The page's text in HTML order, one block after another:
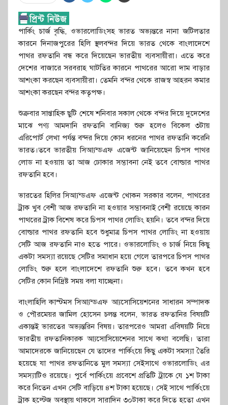
পার্কিং চার্জ বৃদ্ধি, ওভারলোডিংসহ ভারত অভ্যন্তরে নানা জটিলতার
কারনে দিনাজপুরের হিলি স্থলবন্দর দিয়ে ভারত থেকে বাংলাদেশে
পাথর রফতানি বন্ধ করে দিয়েছেন ভারতীয় ব্যবসায়ীরা। এতে করে
দেশের বাজারে সরবরাহ ঘাটতির কারনে পাথরের আরো দাম বাড়ার
আশংকা করছেন ব্যবসায়ীরা। তেমনি বন্দর থেকে রাজস্ব আহরন কমার
আশংকা করছেন বন্দর কতৃপক্ষ।
শুক্রবার সাপ্তাহিক ছুটি শেষে শনিবার সকাল থেকে বন্দর দিয়ে দুদেশের
মাঝে পণ্য আমদানি রফতানি বানিজ্য শুরু হলেও বিকেল ৩টায়
এরিপোর্ট লেখা পর্যন্ত বন্দর দিয়ে কোন ধরনের পাথর রফতানি করেনি
ভারত।তবে ভারতীয় সিআ্যন্ডএফ এজেন্ট জানিয়েছেন চিপস পাথর
লোড না হওয়ায় তা আজ ঢোকার সম্ভাবনা নেই তবে বোল্ডার পাথর
রফতানি হবে।
ভারতের হিলির সিআ্যন্ডএফ এজেন্ট খোকন সরকার বলেন, পাথরের
ট্রাক খুব বেশী আজ রফতানি না হওয়ার সম্ভাবনাই বেশী রয়েছে কারন
পাথরের ট্রাক বিশেষ করে চিপস পাথর লোডিং হয়নি। তবে বন্দর দিয়ে
বোল্ডার পাথর রফতানি হবে শুধুমাত্র চিপস পাথর লোডিং না হওয়ায়
সেটি আজ রফতানি নাও হতে পারে। ওভারলোডিং ও চার্জ নিয়ে কিছু
একটা সমস্যা রয়েছে সেটির সমাধান হয়ে গেলে তারপরে চিপস পাথর
লোডিং শুরু হলে বাংলাদেশে রফতানি শুরু হবে। তবে কখন হবে
সেটির কোন নিদ্রিষ্ট সময় বলা যাচ্ছেনা।
বাংলাহিলি কাস্টমস সিআ্যন্ডএফ আ্যসোসিয়েশনের সাধারন সম্পাদক
ও পৌরমেয়র জামিল হোসেন চলন্ত বলেন, ভারত রফতানির বিষয়টি
একান্তই ভারতের অভ্যন্তরিন বিষয়। তারপরেও আমরা এবিষয়টি নিয়ে
ভারতীয় রফতানিকারক আ্যসোসিয়েশেনর সাথে কথা বলেছি। তারা
আমাদেরকে জানিয়েছেন যে তাদের পার্কিংয়ে কিছু একটা সমস্যা তৈরি
হয়েছে যা পাথর রফতানিতে মুল সমস্যা সেইসাথে ওভারলোডিং এর
সমস্যাটিও রয়েছে। পুর্বে পার্কিংয়ে প্রবেশে প্রতিটি ট্রাকে যে ১শ টাকা
করে নিতেন এখন সেটি বাড়িয়ে ৪শ টাকা হয়েছে। সেই সাথে পার্কিংয়ে
ট্রাক হল্টেজ অবস্থায় থাকলে সারাদিন ৩০টাকা করে দিতে হতো এখন